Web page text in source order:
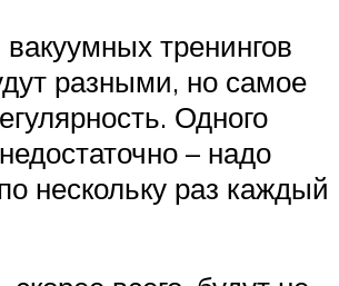
вакуумных тренингов
разными, но самое
Одного
– надо
нескольку раз каждый